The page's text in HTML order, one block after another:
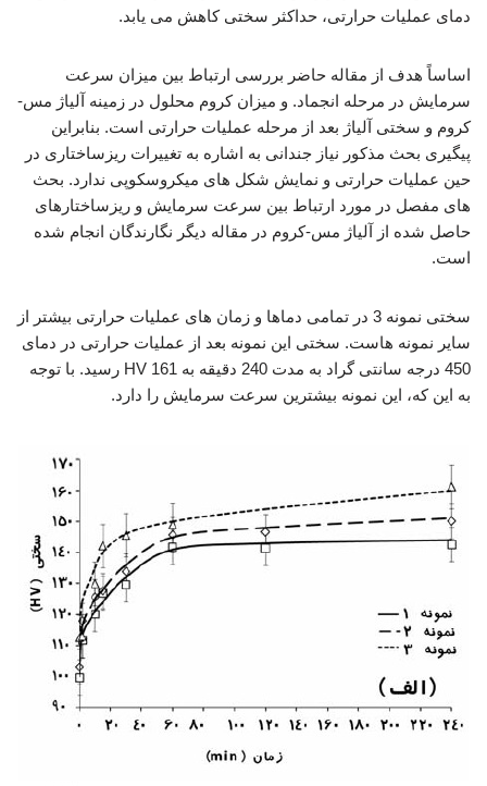
دمای عملیات حرارتی، حداکثر سختی کاهش می یابد.
اساساً هدف از مقاله حاضر بررسی ارتباط بین میزان سرعت
سرمایش در مرحله انجماد. و میزان کروم محلول در زمینه آلیاژ مس-
کروم و سختی آلیاژ بعد از مرحله عملیات حرارتی است. بنابراین
پیگیری بحث مذکور نیاز جندانی به اشاره به تغییرات ریزساختاری در
حین عملیات حرارتی و نمایش شکل های میکروسکوپی ندارد. بحث
های مفصل در مورد ارتباط بین سرعت سرمایش و ریزساختارهای
حاصل شده از آلیاژ مس-کروم در مقاله دیگر نگارندگان انجام شده
است.
سختی نمونه 3 در تمامی دماها و زمان های عملیات حرارتی بیشتر از
سایر نمونه هاست. سختی این نمونه بعد از عملیات حرارتی در دمای
450 درجه سانتی گراد به مدت 240 دقیقه به HV 161 رسید. با توجه
به این که، این نمونه بیشترین سرعت سرمایش را دارد.